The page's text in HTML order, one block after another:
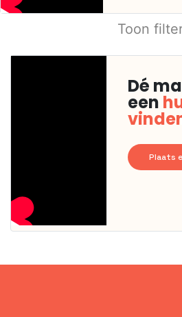
Toon
Dé
een
Plaats